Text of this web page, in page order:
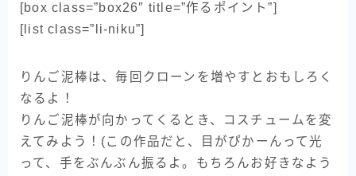
[box class=”box26″ title=”作るポイント”]
[list class=”li-niku”]
りんご泥棒は、毎回クローンを増やすとおもしろく
なるよ！
りんご泥棒が向かってくるとき、コスチュームを変
えてみよう！(この作品だと、目がぴかーんって光
って、手をぶんぶん振るよ。もちろんお好きなよう